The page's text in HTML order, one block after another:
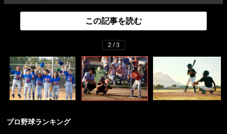
この記事を読む
2 / 3
プロ野球ランキング